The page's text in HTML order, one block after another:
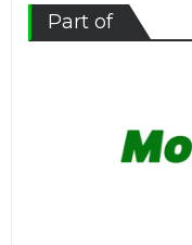
Part of